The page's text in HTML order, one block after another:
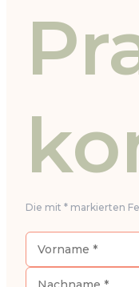
Die mit * markierten